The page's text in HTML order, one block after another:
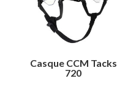
Casque CCM Tacks
720